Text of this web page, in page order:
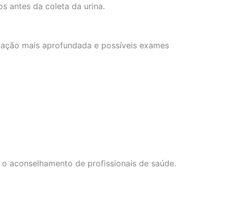
antes da coleta da urina.
mais aprofundada e possíveis exames
aconselhamento de profissionais de saúde.